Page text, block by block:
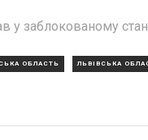
у заблокованому
ОБЛАСТЬ ЛЬВІВСЬКА